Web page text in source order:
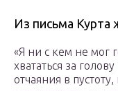
Из письма Курта
«Я ни с кем не мог
хвататься за
отчаяния в